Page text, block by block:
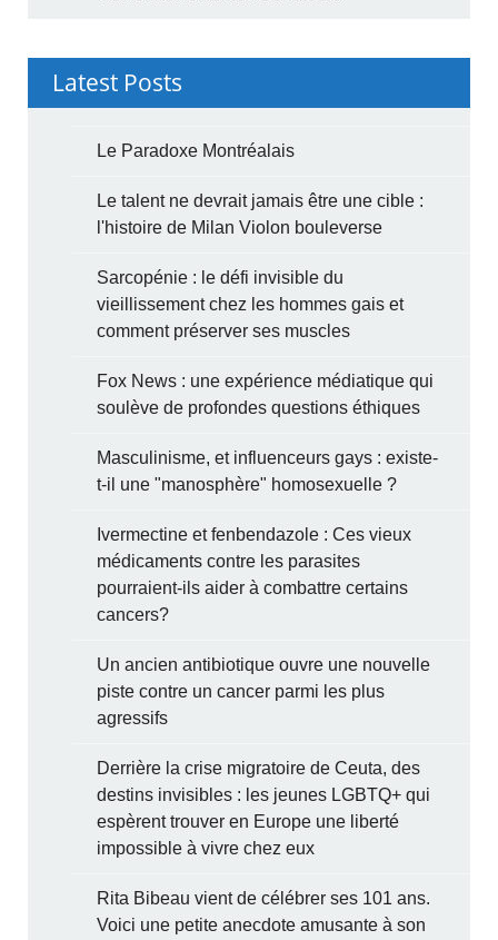
Latest Posts
Le Paradoxe Montréalais
Le talent ne devrait jamais être une cible :
l'histoire de Milan Violon bouleverse
Sarcopénie : le défi invisible du
vieillissement chez les hommes gais et
comment préserver ses muscles
Fox News : une expérience médiatique qui
soulève de profondes questions éthiques
Masculinisme, et influenceurs gays : existe-
t-il une "manosphère" homosexuelle ?
Ivermectine et fenbendazole : Ces vieux
médicaments contre les parasites
pourraient-ils aider à combattre certains
cancers?
Un ancien antibiotique ouvre une nouvelle
piste contre un cancer parmi les plus
agressifs
Derrière la crise migratoire de Ceuta, des
destins invisibles : les jeunes LGBTQ+ qui
espèrent trouver en Europe une liberté
impossible à vivre chez eux
Rita Bibeau vient de célébrer ses 101 ans.
Voici une petite anecdote amusante à son